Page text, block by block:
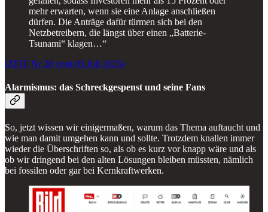
mehr erwarten, wenn sie eine Anlage anschließen
dürfen. Die Anträge dafür türmen sich bei den
Netzbetreibern, die längst über einen „Batterie-
Tsunami“ klagen…“
(ZEIT Nr 28 vom 03.Juli 2025)
Alarmismus: das Schreckgespenst und seine Fans
So, jetzt wissen wir einigermaßen, warum das Thema auftaucht und
wie man damit umgehen kann und sollte. Trotzdem knallen immer
wieder die Überschriften so, als ob es kurz vor knapp wäre und als
ob wir dringend bei den alten Lösungen bleiben müssten, nämlich
bei fossilen oder gar bei Kernkraftwerken.